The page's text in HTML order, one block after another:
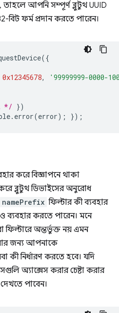
আপনি সম্পূর্ণ ব্লুটুথ UUID
বিট ফর্ম প্রদান করতে পারেন।
({
0x12345678,
'99999999-0000-
*/ })
. error(error); });
করে বিজ্ঞাপনে থাকা
ব্লুটুথ ডিভাইসের অনুরোধ
namePrefix ফিল্টার কী ব্যবহার
ব্যবহার করতে পারেন। মনে
ফিল্টারে অন্তর্ভুক্ত নয় এমন
জন্য আপনাকে
কী নির্ধারণ করতে হবে। যদি
অ্যাক্সেস করার চেষ্টা করার
পাবেন।